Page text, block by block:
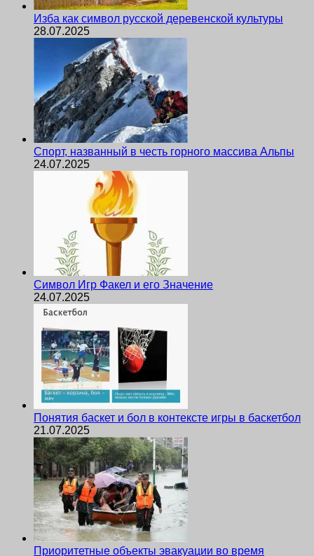
Изба как символ русской деревенской культуры
28.07.2025
Спорт, названный в честь горного массива Альпы
24.07.2025
Символ Игр Факел и его Значение
24.07.2025
Понятия баскет и бол в контексте игры в баскетбол
21.07.2025
Приоритетные объекты эвакуации во время